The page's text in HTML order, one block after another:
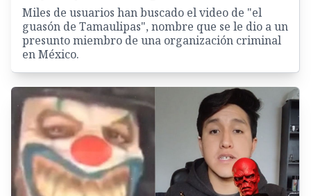
Miles de usuarios han buscado el video de "el
guasón de Tamaulipas", nombre que se le dio a un
presunto miembro de una organización criminal
en México.